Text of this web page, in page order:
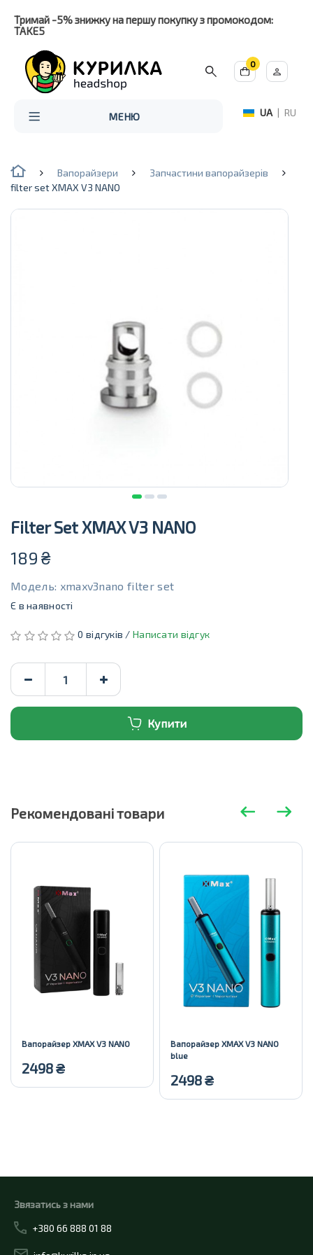
Тримай -5% знижку на першу покупку з промокодом:
TAKE5
0
МЕНЮ UA | RU
Вапорайзери
Запчастини вапорайзерів
filter set XMAX V3 NANO
Filter Set XMAX V3 NANO
189 ₴
Модель: xmaxv3nano filter set
Є в наявності
0 відгуків /Написати відгук
Купити
Рекомендовані товари
Вапорайзер XMAX V3 NANO
2498₴
Вапорайзер XMAX V3 NANO
blue
2498₴
Звязатись з нами
+380 66 888 01 88